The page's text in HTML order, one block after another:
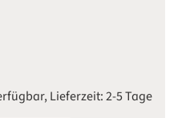
Lieferzeit: 2-5 Tage